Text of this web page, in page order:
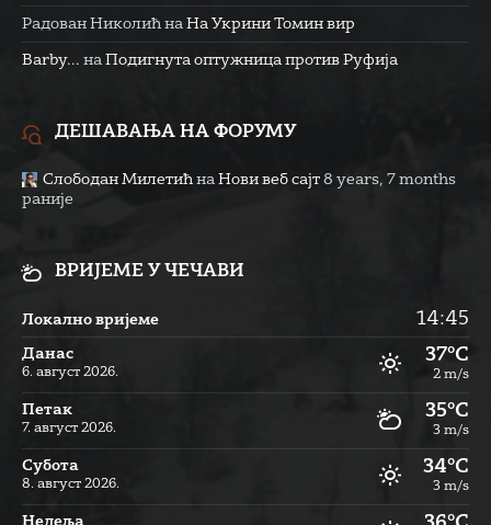
Радован Николић на На Укрини Томин вир
Barby... на Подигнута оптужница против Руфија
ДЕШАВАЊА НА ФОРУМУ
Слободан Милетић на Нови веб сајт 8 years, 7 months
раније
ВРИЈЕМЕ У ЧЕЧАВИ
Локално вријеме 14:45
Данас
6. август 2026.
37°C
2 m/s
Петак
7. август 2026.
35°C
3 m/s
Субота
8. август 2026.
34°C
3 m/s
Недеља